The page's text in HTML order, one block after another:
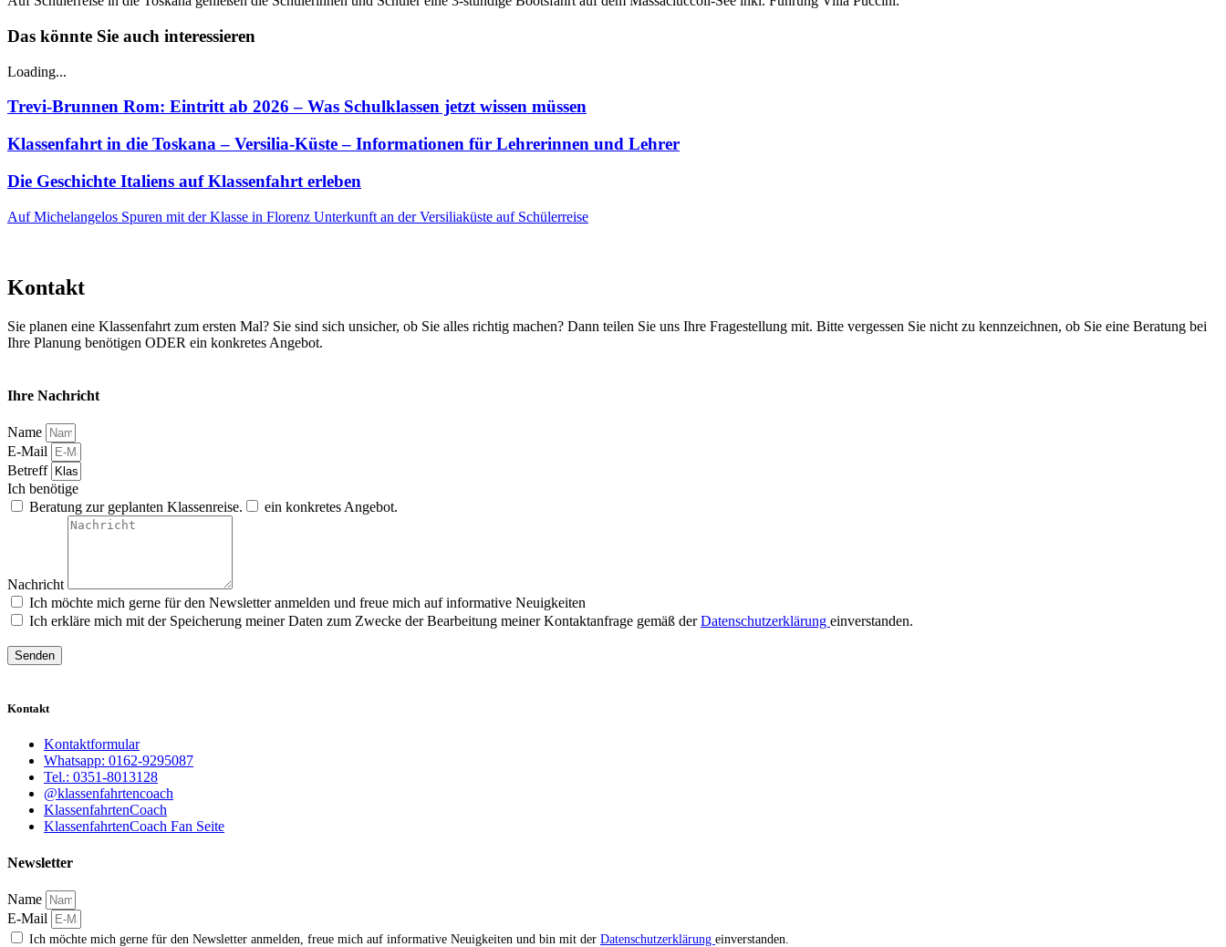
Das könnte Sie auch interessieren
Loading...
Trevi-Brunnen Rom: Eintritt ab 2026 – Was Schulklassen jetzt wissen müssen
Klassenfahrt in die Toskana – Versilia-Küste – Informationen für Lehrerinnen und Lehrer
Die Geschichte Italiens auf Klassenfahrt erleben
Auf Michelangelos Spuren mit der Klasse in Florenz Unterkunft an der Versiliaküste auf Schülerreise
Kontakt
Sie planen eine Klassenfahrt zum ersten Mal? Sie sind sich unsicher, ob Sie alles richtig machen? Dann teilen Sie uns Ihre Fragestellung mit. Bitte vergessen Sie nicht zu kennzeichnen, ob Sie eine Beratung bei
Ihre Planung benötigen ODER ein konkretes Angebot.
Ihre Nachricht
Name
E-Mail
Betreff
Ich benötige
Beratung zur geplanten Klassenreise.
ein konkretes Angebot.
Nachricht
Ich möchte mich gerne für den Newsletter anmelden und freue mich auf informative Neuigkeiten
Ich erkläre mich mit der Speicherung meiner Daten zum Zwecke der Bearbeitung meiner Kontaktanfrage gemäß derDatenschutzerklärung einverstanden.
Senden
Kontakt
Kontaktformular
Whatsapp: 0162-9295087
Tel.: 0351-8013128
@klassenfahrtencoach
KlassenfahrtenCoach
KlassenfahrtenCoach Fan Seite
Newsletter
Name
E-Mail
Ich möchte mich gerne für den Newsletter anmelden, freue mich auf informative Neuigkeiten und bin mit der Datenschutzerklärung einverstanden.